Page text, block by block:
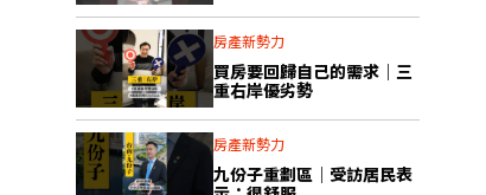
房產新勢力
買房要回歸自己的需求｜三
重右岸優劣勢
房產新勢力
九份子重劃區｜受訪居民表